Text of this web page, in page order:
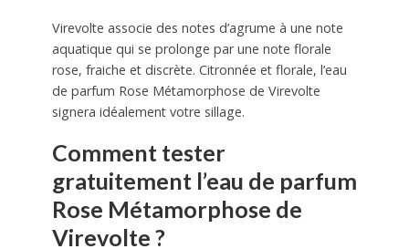
Virevolte associe des notes d’agrume à une note
aquatique qui se prolonge par une note florale
rose, fraiche et discrète. Citronnée et florale, l’eau
de parfum Rose Métamorphose de Virevolte
signera idéalement votre sillage.
Comment tester
gratuitement l’eau de parfum
Rose Métamorphose de
Virevolte ?